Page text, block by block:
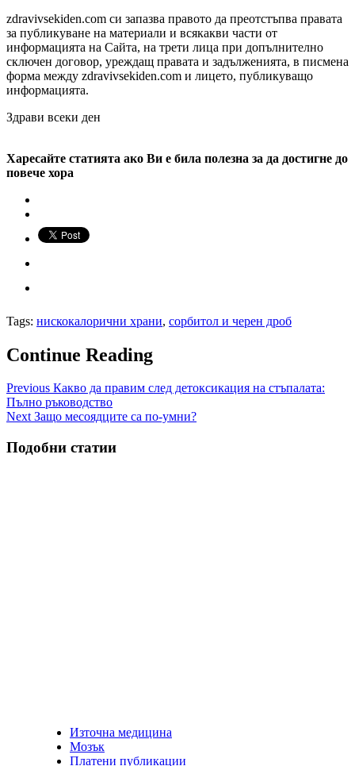
zdravivsekiden.com си запазва правото да преотстъпва правата
за публикуване на материали и всякакви части от
информацията на Сайта, на трети лица при допълнително
сключен договор, уреждащ правата и задълженията, в писмена
форма между zdravivsekiden.com и лицето, публикуващо
информацията.
Здрави всеки ден
Харесайте статията ако Ви е била полезна за да достигне до
повече хора
Tags: нискокалорични храни, сорбитол и черен дроб
Continue Reading
Previous Какво да правим след детоксикация на стъпалата:
Пълно ръководство
NextЗащо месоядците са по-умни?
Подобни статии
Източна медицина
Мозък
Платени публикации